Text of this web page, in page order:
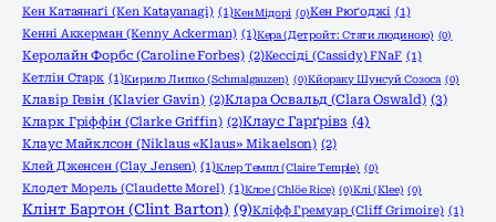
Кен Катаянаґі (Ken Katayanagi) (1)Кен Мідорі (0)Кен Рюґоджі (1)
Кенні Аккерман (Kenny Ackerman) (1)Кера (Детройт: Стати людиною) (0)
Керолайн Форбс (Caroline Forbes) (2)Кессіді (Cassidy) FNaF (1)
Кетлін Старк (1)Кирило Липко (Schmalgauzen) (0)Кйораку Шунсуй Созоса (0)
Клавір Гевін (Klavier Gavin) (2)Клара Освальд (Clara Oswald) (3)
Кларк Гріффін (Clarke Griffin) (2)Клаус Гарґрівз (4)
Клаус Майклсон (Niklaus «Klaus» Mikaelson) (2)
Клей Дженсен (Clay Jensen) (1)Клер Темпл (Claire Temple) (0)
Клодет Морель (Claudette Morel) (1)Клое (Chlöe Rice) (0)Клі (Klee) (0)
Клінт Бартон (Clint Barton) (9)Кліфф Гремуар (Cliff Grimoire) (1)